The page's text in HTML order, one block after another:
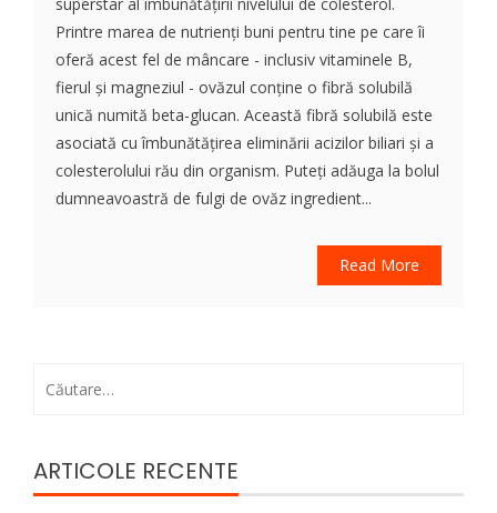
Printre marea de nutrienți buni pentru tine pe care îi
oferă acest fel de mâncare - inclusiv vitaminele B,
fierul și magneziul - ovăzul conține o fibră solubilă
unică numită beta-glucan. Această fibră solubilă este
asociată cu îmbunătățirea eliminării acizilor biliari și a
colesterolului rău din organism. Puteți adăuga la bolul
dumneavoastră de fulgi de ovăz ingredient...
Read More
ARTICOLE RECENTE